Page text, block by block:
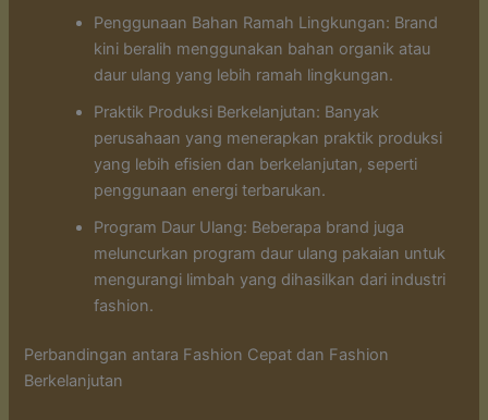
Penggunaan Bahan Ramah Lingkungan: Brand
kini beralih menggunakan bahan organik atau
daur ulang yang lebih ramah lingkungan.
Praktik Produksi Berkelanjutan: Banyak
perusahaan yang menerapkan praktik produksi
yang lebih efisien dan berkelanjutan, seperti
penggunaan energi terbarukan.
Program Daur Ulang: Beberapa brand juga
meluncurkan program daur ulang pakaian untuk
mengurangi limbah yang dihasilkan dari industri
fashion.
Perbandingan antara Fashion Cepat dan Fashion
Berkelanjutan